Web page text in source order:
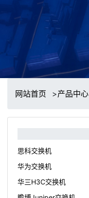
网站首页 >产品中心
思科交换机
华为交换机
华三H3C交换机